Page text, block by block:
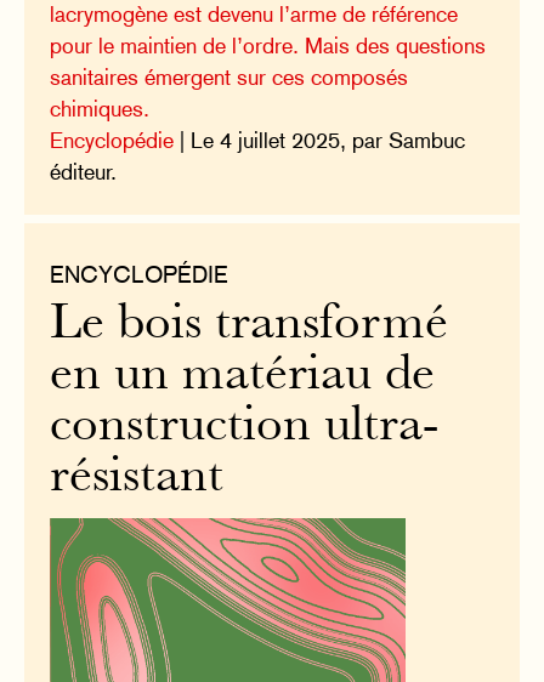
lacrymogène est devenu l’arme de référence
pour le maintien de l’ordre. Mais des questions
sanitaires émergent sur ces composés
chimiques.
Encyclopédie | Le 4 juillet 2025, par Sambuc
éditeur.
ENCYCLOPÉDIE
Le bois transformé
en un matériau de
construction ultra-
résistant